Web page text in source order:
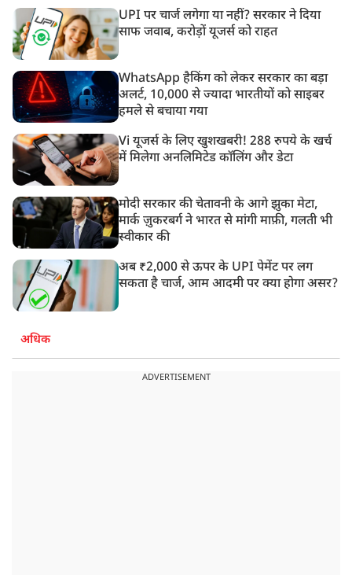
UPI पर चार्ज लगेगा या नहीं? सरकार ने दिया
साफ जवाब, करोड़ों यूजर्स को राहत
WhatsApp हैकिंग को लेकर सरकार का बड़ा
अलर्ट, 10,000 से ज्यादा भारतीयों को साइबर
हमले से बचाया गया
Vi यूजर्स के लिए खुशखबरी! 288 रुपये के खर्च
में मिलेगा अनलिमिटेड कॉलिंग और डेटा
मोदी सरकार की चेतावनी के आगे झुका मेटा,
मार्क ज़ुकरबर्ग ने भारत से मांगी माफ़ी, गलती भी
स्वीकार की
अब ₹2,000 से ऊपर के UPI पेमेंट पर लग
सकता है चार्ज, आम आदमी पर क्या होगा असर?
अधिक
ADVERTISEMENT